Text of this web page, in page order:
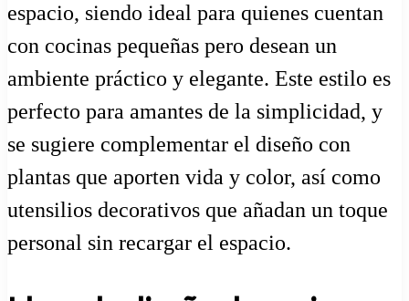
espacio, siendo ideal para quienes cuentan
con cocinas pequeñas pero desean un
ambiente práctico y elegante. Este estilo es
perfecto para amantes de la simplicidad, y
se sugiere complementar el diseño con
plantas que aporten vida y color, así como
utensilios decorativos que añadan un toque
personal sin recargar el espacio.